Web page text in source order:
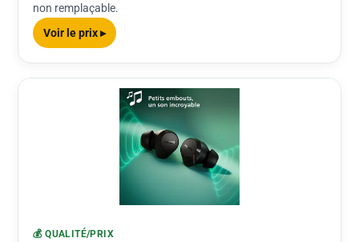
non remplaçable.
Voir le prix ▸
💰 QUALITÉ/PRIX